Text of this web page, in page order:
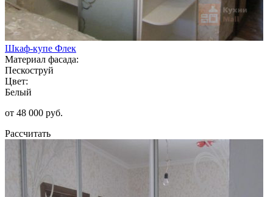
Шкаф-купе Флек
Материал фасада:
Пескоструй
Цвет:
Белый
от 48 000 руб.
Рассчитать